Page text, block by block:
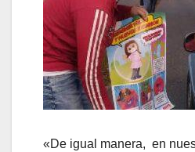
«De igual manera, en